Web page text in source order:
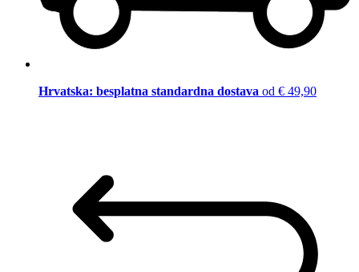
Hrvatska: besplatna standardna dostava od € 49,90